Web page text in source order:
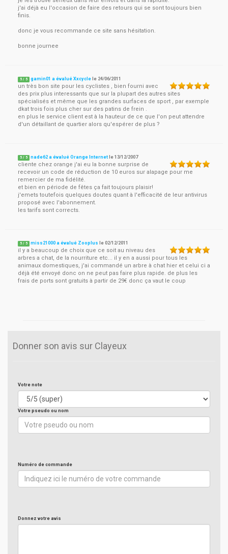
j'ai déjà eu l'occasion de faire des retours qui se sont toujours bien
finis.
donc je vous recommande ce site sans hésitation.
bonne journee
5 / 5 gamin01 a évalué Xxcycle le 24/06/2011
un très bon site pour les cyclistes , bien fourni avec
des prix plus interessants que sur la plupart des autres sites
spécialisés et même que les grandes surfaces de sport , par exemple
dkat trois fois plus cher sur des patins de frein .
en plus le service client est à la hauteur de ce que l'on peut attendre
d'un détaillant de quartier alors qu'espérer de plus ?
5 / 5 nade62 a évalué Orange Internet le13/12/2007
cliente chez orange j'ai eu la bonne surprise de
recevoir un code de réduction de 10 euros sur alapage pour me
remercier de ma fidélité.
et bien en période de fêtes ça fait toujours plaisir!
j'emets toutefois quelques doutes quant à l'efficacité de leur antivirus
proposé avec l'abonnement.
les tarifs sont corrects.
5 / 5 miss21000 a évalué Zooplus le02/12/2011
il y a beaucoup de choix que ce soit au niveau des
arbres a chat, de la nourriture etc... il y en a aussi pour tous les
animaux domestiques, j'ai commandé un arbre à chat hier et celui ci a
déjà été envoyé donc on ne peut pas faire plus rapide. de plus les
frais de ports sont gratuits à partir de 29€ donc ça vaut le coup
Donner son avis sur Clayeux
Votre note
Votre pseudo ou nom
Numéro de commande
Donnez votre avis